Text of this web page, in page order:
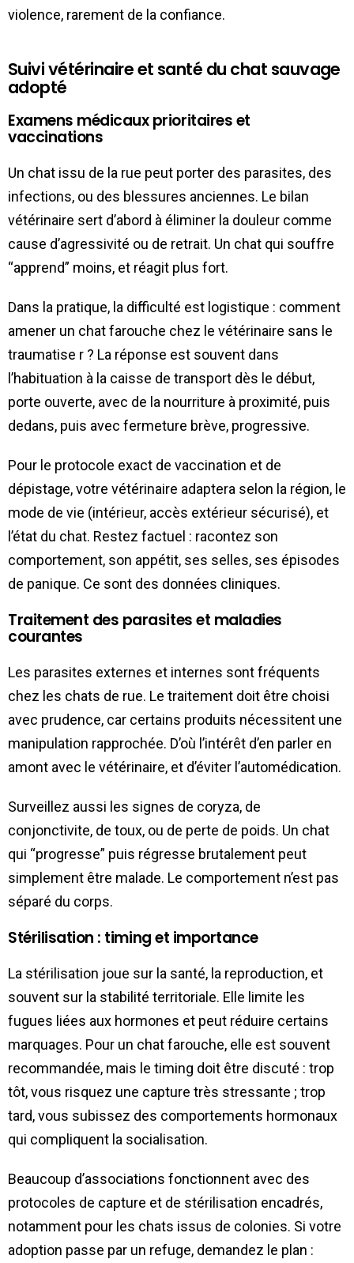
violence, rarement de la confiance.
Suivi vétérinaire et santé du chat sauvage
adopté
Examens médicaux prioritaires et
vaccinations
Un chat issu de la rue peut porter des parasites, des
infections, ou des blessures anciennes. Le bilan
vétérinaire sert d’abord à éliminer la douleur comme
cause d’agressivité ou de retrait. Un chat qui souffre
“apprend” moins, et réagit plus fort.
Dans la pratique, la difficulté est logistique : comment
amener un chat farouche chez le vétérinaire sans le
traumatise r ? La réponse est souvent dans
l’habituation à la caisse de transport dès le début,
porte ouverte, avec de la nourriture à proximité, puis
dedans, puis avec fermeture brève, progressive.
Pour le protocole exact de vaccination et de
dépistage, votre vétérinaire adaptera selon la région, le
mode de vie (intérieur, accès extérieur sécurisé), et
l’état du chat. Restez factuel : racontez son
comportement, son appétit, ses selles, ses épisodes
de panique. Ce sont des données cliniques.
Traitement des parasites et maladies
courantes
Les parasites externes et internes sont fréquents
chez les chats de rue. Le traitement doit être choisi
avec prudence, car certains produits nécessitent une
manipulation rapprochée. D’où l’intérêt d’en parler en
amont avec le vétérinaire, et d’éviter l’automédication.
Surveillez aussi les signes de coryza, de
conjonctivite, de toux, ou de perte de poids. Un chat
qui “progresse” puis régresse brutalement peut
simplement être malade. Le comportement n’est pas
séparé du corps.
Stérilisation : timing et importance
La stérilisation joue sur la santé, la reproduction, et
souvent sur la stabilité territoriale. Elle limite les
fugues liées aux hormones et peut réduire certains
marquages. Pour un chat farouche, elle est souvent
recommandée, mais le timing doit être discuté : trop
tôt, vous risquez une capture très stressante ; trop
tard, vous subissez des comportements hormonaux
qui compliquent la socialisation.
Beaucoup d’associations fonctionnent avec des
protocoles de capture et de stérilisation encadrés,
notamment pour les chats issus de colonies. Si votre
adoption passe par un refuge, demandez le plan :